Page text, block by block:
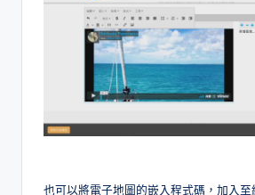
也可以將電子地圖的嵌入程式碼，加入至